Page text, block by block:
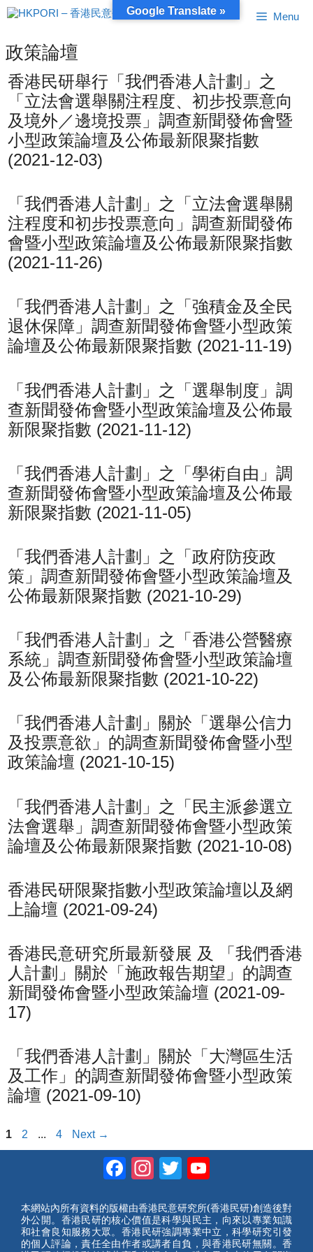
跳
至
容
Menu
政策論壇
香港民研舉行「我們香港人計劃」之
「立法會選舉關注程度、初步投票意向
及境外／邊境投票」調查新聞發佈會暨
小型政策論壇及公佈最新限聚指數
(2021-12-03)
「我們香港人計劃」之「立法會選舉關
注程度和初步投票意向」調查新聞發佈
會暨小型政策論壇及公佈最新限聚指數
(2021-11-26)
「我們香港人計劃」之「強積金及全民
退休保障」調查新聞發佈會暨小型政策
論壇及公佈最新限聚指數 (2021-11-19)
「我們香港人計劃」之「選舉制度」調
查新聞發佈會暨小型政策論壇及公佈最
新限聚指數 (2021-11-12)
「我們香港人計劃」之「學術自由」調
查新聞發佈會暨小型政策論壇及公佈最
新限聚指數 (2021-11-05)
「我們香港人計劃」之「政府防疫政
策」調查新聞發佈會暨小型政策論壇及
公佈最新限聚指數 (2021-10-29)
「我們香港人計劃」之「香港公營醫療
系統」調查新聞發佈會暨小型政策論壇
及公佈最新限聚指數 (2021-10-22)
「我們香港人計劃」關於「選舉公信力
及投票意欲」的調查新聞發佈會暨小型
政策論壇 (2021-10-15)
「我們香港人計劃」之「民主派參選立
法會選舉」調查新聞發佈會暨小型政策
論壇及公佈最新限聚指數 (2021-10-08)
香港民研限聚指數小型政策論壇以及網
上論壇 (2021-09-24)
香港民意研究所最新發展 及 「我們香港
人計劃」關於「施政報告期望」的調查
新聞發佈會暨小型政策論壇 (2021-09-
17)
「我們香港人計劃」關於「大灣區生活
及工作」的調查新聞發佈會暨小型政策
論壇 (2021-09-10)
Page
1 Page
2 ... Page
4 Next →
Facebook
Instagram
Twitter
本網站內所有資料的版權由香港民意研究所(香港民研)創造後對
外公開。香港民研的核心價值是科學與民主，向來以專業知識
和社會良知服務大眾。香港民研強調專業中立，科學研究引發
的個人評論，責任全由作者或講者自負，與香港民研無關。香
Google Translate »